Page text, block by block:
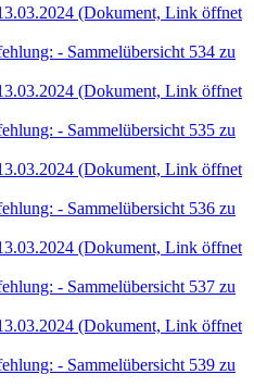
(Dokument, Link öffnet
- Sammelübersicht 534 zu
(Dokument, Link öffnet
- Sammelübersicht 535 zu
(Dokument, Link öffnet
- Sammelübersicht 536 zu
(Dokument, Link öffnet
- Sammelübersicht 537 zu
(Dokument, Link öffnet
- Sammelübersicht 539 zu